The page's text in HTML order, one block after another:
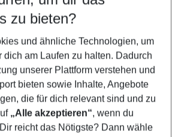
5-8 Nächte
Kinder
Filter anzeigen
zu bieten?
und ähnliche Technologien, um
dich am Laufen zu halten. Dadurch
unserer Plattform verstehen und
bieten sowie Inhalte, Angebote
die für dich relevant sind und zu
„Alle akzeptieren“, wenn du
reicht das Nötigste? Dann wähle